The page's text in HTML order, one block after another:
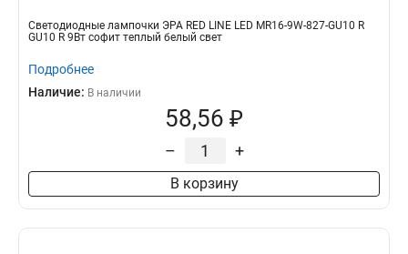
Светодиодные лампочки ЭРА RED LINE LED MR16-9W-827-GU10 R
GU10 R 9Вт софит теплый белый свет
Подробнее
Наличие: В наличии
58,56 ₽
– +
В корзину